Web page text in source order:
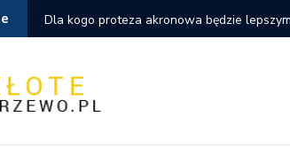
Dlaczego pozycjonowanie strony
wdrożeniu zmian?